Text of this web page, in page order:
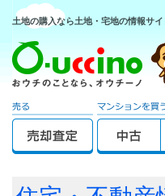
土地の購入なら土地・宅地の情報サ